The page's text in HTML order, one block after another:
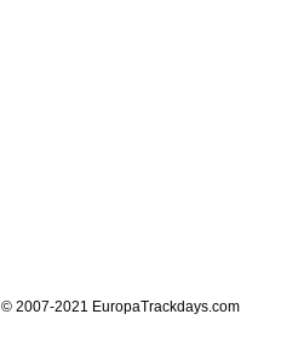
© 2007-2021 EuropaTrackdays.com